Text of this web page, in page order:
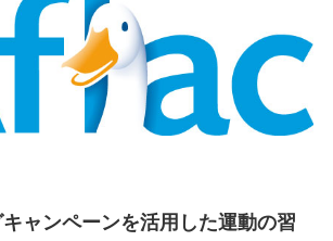
ャンペーンを活用した運動の習